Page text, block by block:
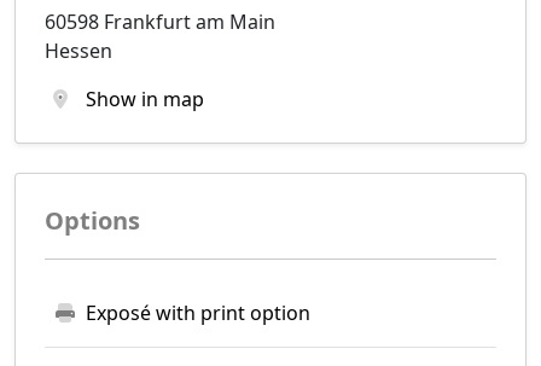
60598 Frankfurt am Main
Hessen
Show in map
Options
Exposé with print option